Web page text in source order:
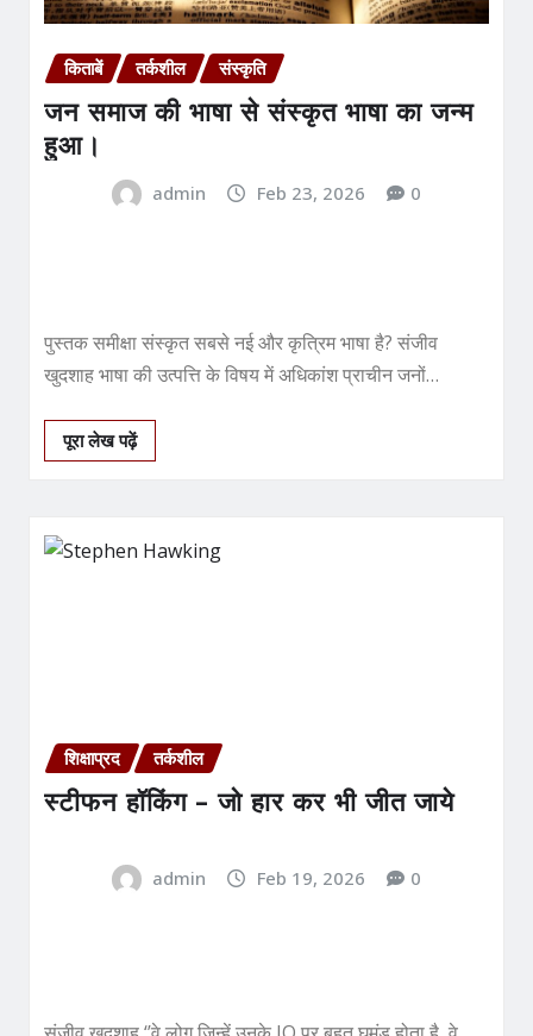
किताबें तर्कशील संस्कृति
जन समाज की भाषा से संस्कृत भाषा का जन्म
हुआ।
admin Feb 23, 2026 0
पुस्तक समीक्षा संस्कृत सबसे नई और कृत्रिम भाषा है? संजीव
खुदशाह भाषा की उत्पत्ति के विषय में अधिकांश प्राचीन जनों…
पूरा लेख पढ़ें
शिक्षाप्रद तर्कशील
स्टीफन हॉकिंग – जो हार कर भी जीत जाये
admin Feb 19, 2026 0